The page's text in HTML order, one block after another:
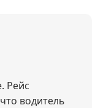
Рейс
водитель